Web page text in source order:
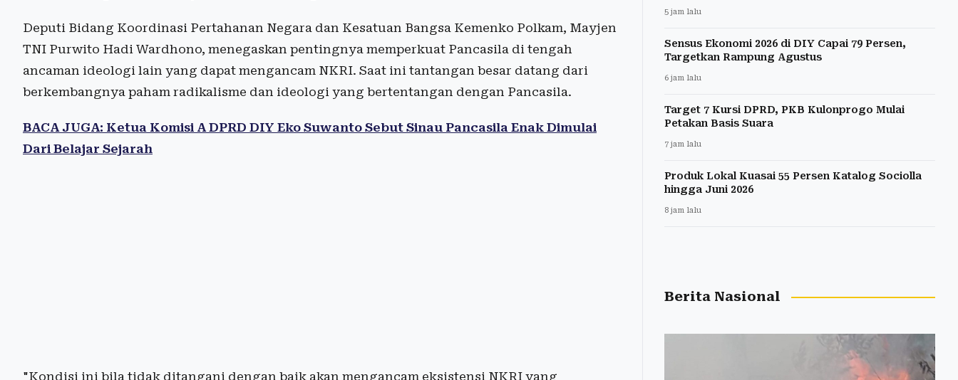
Deputi Bidang Koordinasi Pertahanan Negara dan Kesatuan Bangsa Kemenko Polkam, Mayjen
TNI Purwito Hadi Wardhono, menegaskan pentingnya memperkuat Pancasila di tengah
ancaman ideologi lain yang dapat mengancam NKRI. Saat ini tantangan besar datang dari
berkembangnya paham radikalisme dan ideologi yang bertentangan dengan Pancasila.
BACA JUGA: Ketua Komisi A DPRD DIY Eko Suwanto Sebut Sinau Pancasila Enak Dimulai
Dari Belajar Sejarah
"Kondisi ini bila tidak ditangani dengan baik akan mengancam eksistensi NKRI yang
5 jam lalu
Sensus Ekonomi 2026 di DIY Capai 79 Persen,
Targetkan Rampung Agustus
6 jam lalu
Target 7 Kursi DPRD, PKB Kulonprogo Mulai
Petakan Basis Suara
7 jam lalu
Produk Lokal Kuasai 55 Persen Katalog Sociolla
hingga Juni 2026
8 jam lalu
Berita Nasional